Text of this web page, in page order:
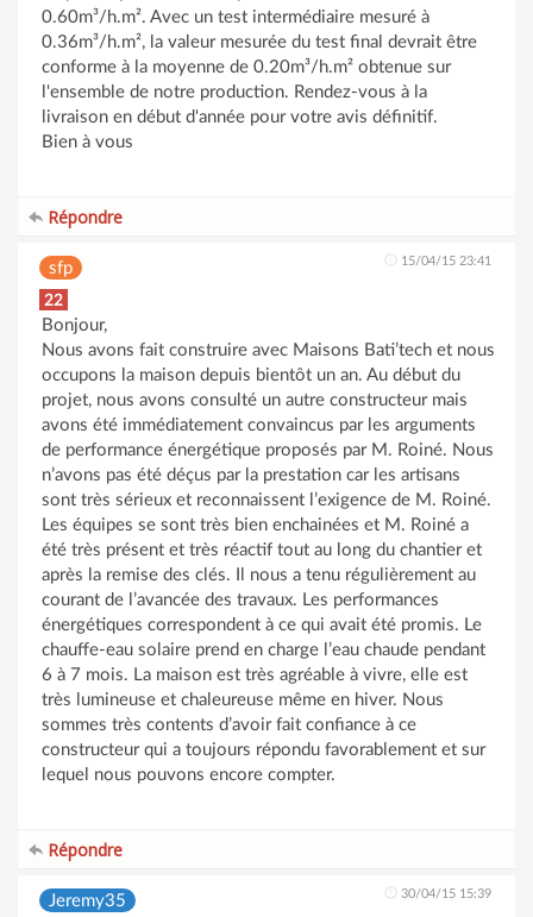
0.60m³/h.m². Avec un test intermédiaire mesuré à
0.36m³/h.m², la valeur mesurée du test final devrait être
conforme à la moyenne de 0.20m³/h.m² obtenue sur
l'ensemble de notre production. Rendez-vous à la
livraison en début d'année pour votre avis définitif.
Bien à vous
Répondre
sfp 15/04/15 23:41
22
Bonjour,
Nous avons fait construire avec Maisons Bati’tech et nous
occupons la maison depuis bientôt un an. Au début du
projet, nous avons consulté un autre constructeur mais
avons été immédiatement convaincus par les arguments
de performance énergétique proposés par M. Roiné. Nous
n’avons pas été déçus par la prestation car les artisans
sont très sérieux et reconnaissent l’exigence de M. Roiné.
Les équipes se sont très bien enchainées et M. Roiné a
été très présent et très réactif tout au long du chantier et
après la remise des clés. Il nous a tenu régulièrement au
courant de l’avancée des travaux. Les performances
énergétiques correspondent à ce qui avait été promis. Le
chauffe-eau solaire prend en charge l’eau chaude pendant
6 à 7 mois. La maison est très agréable à vivre, elle est
très lumineuse et chaleureuse même en hiver. Nous
sommes très contents d’avoir fait confiance à ce
constructeur qui a toujours répondu favorablement et sur
lequel nous pouvons encore compter.
Répondre
Jeremy35 30/04/15 15:39